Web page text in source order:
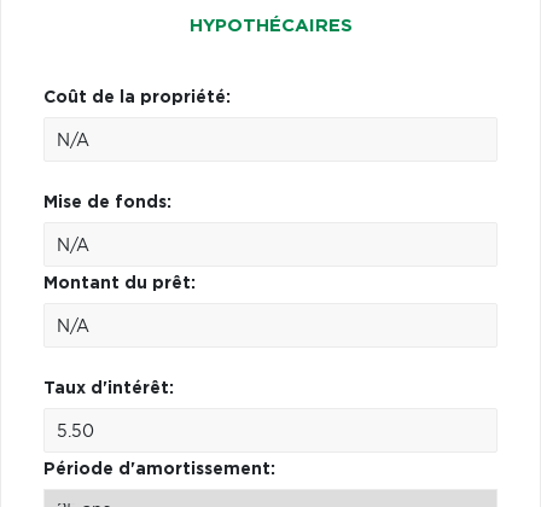
HYPOTHÉCAIRES
Coût de la propriété:
Mise de fonds:
Montant du prêt:
Taux d'intérêt:
Période d'amortissement: